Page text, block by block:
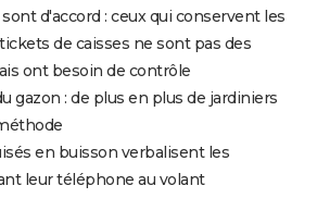
d'accord : ceux qui conservent les
de caisses ne sont pas des
ont besoin de contrôle
gazon : de plus en plus de jardiniers
en buisson verbalisent les
leur téléphone au volant